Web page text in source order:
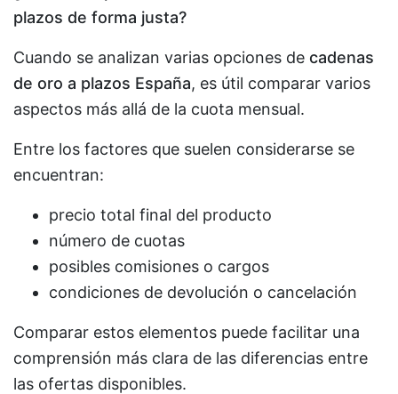
plazos de forma justa?
Cuando se analizan varias opciones de cadenas
de oro a plazos España, es útil comparar varios
aspectos más allá de la cuota mensual.
Entre los factores que suelen considerarse se
encuentran:
precio total final del producto
número de cuotas
posibles comisiones o cargos
condiciones de devolución o cancelación
Comparar estos elementos puede facilitar una
comprensión más clara de las diferencias entre
las ofertas disponibles.